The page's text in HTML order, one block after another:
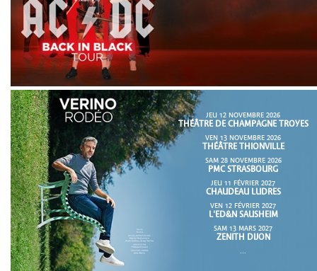
JEU 12 NOVEMBRE 2026
THÉÂTRE DE CHAMPAGNE TROYES
VEN 13 NOVEMBRE 2026
THÉÂTRE THIONVILLE
SAM 28 NOVEMBRE 2026
PMC STRASBOURG
JEU 11 FÉVRIER 2027
CHAUDEAU LUDRES
VEN 12 FÉVRIER 2027
L'ED&N SAUSHEIM
SAM 13 MARS 2027
ZENITH DIJON
...